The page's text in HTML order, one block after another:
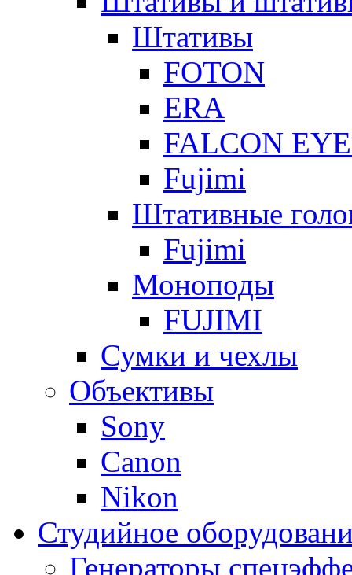
Штативы
FOTON
ERA
FALCON
Fujimi
Штативные
Fujimi
Моноподы
FUJIMI
Сумки и чехлы
Объективы
Sony
Canon
Nikon
Студийное
Генераторы